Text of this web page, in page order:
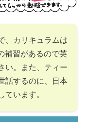
、カリキュラムは
補習があるので英
い。また、ティー
話するのに、日本
ています。